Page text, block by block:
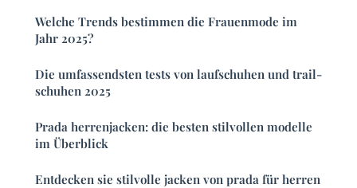
Welche Trends bestimmen die Frauenmode im
Jahr 2025?
Die umfassendsten tests von laufschuhen und trail-
schuhen 2025
Prada herrenjacken: die besten stilvollen modelle
im Überblick
Entdecken sie stilvolle jacken von prada für herren